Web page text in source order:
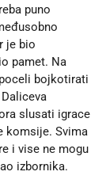
puno
je bio
pamet. Na
bojkotirati
slusati igrace
komsije. Svima
i vise ne mogu
izbornika.